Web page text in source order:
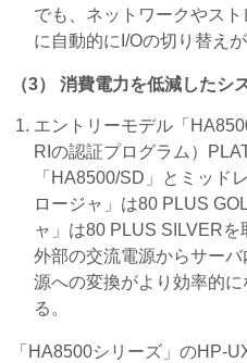
でも、ネットワークやス
に自動的にI/Oの切り替えが
（3） 消費電力を低減したシ
エントリーモデル「
RIの認証プログラム）
「HA8500/SD」とミッド
ロージャ」は80 PLUS
ャ」は80 PLUS SILVERを
外部の交流電源からサー
源への変換がより効率的
る。
「HA8500シリーズ」のHP-